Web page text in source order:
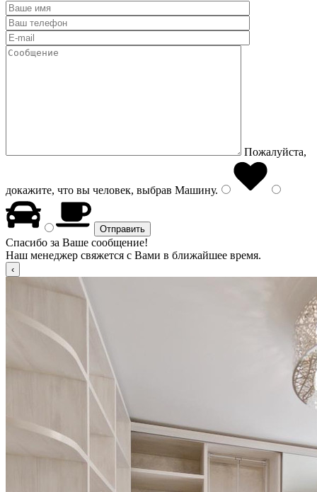
Пожалуйста,
докажите, что вы человек, выбрав Машину.
Спасибо за Ваше сообщение!
Наш менеджер свяжется с Вами в ближайшее время.